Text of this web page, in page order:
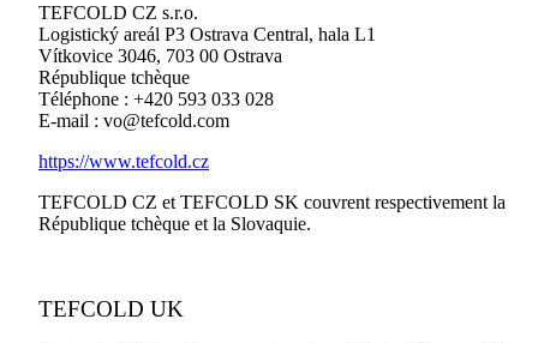
TEFCOLD CZ s.r.o.
Logistický areál P3 Ostrava Central, hala L1
Vítkovice 3046, 703 00 Ostrava
République tchèque
Téléphone : +420 593 033 028
E-mail : vo@tefcold.com
https://www.tefcold.cz
TEFCOLD CZ et TEFCOLD SK couvrent respectivement la
République tchèque et la Slovaquie.
TEFCOLD UK